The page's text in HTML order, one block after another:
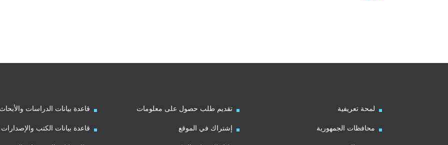
لمحة تعريفية
محافظات الجمهورية
تقديم طلب حصول على معلومات
إشتراك في الموقع
قاعدة بيانات الدراسات والأبحاث
قاعدة بيانات الكتب والإصدارات